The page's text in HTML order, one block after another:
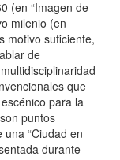
(en “Imagen de
milenio (en
motivo suficiente,
de
que
para la
puntos
“Ciudad en
durante